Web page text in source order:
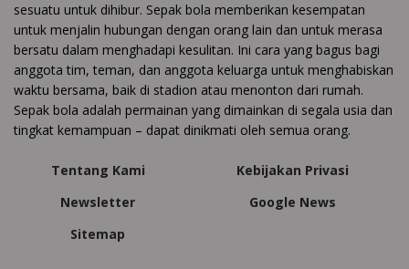
sesuatu untuk dihibur. Sepak bola memberikan kesempatan
untuk menjalin hubungan dengan orang lain dan untuk merasa
bersatu dalam menghadapi kesulitan. Ini cara yang bagus bagi
anggota tim, teman, dan anggota keluarga untuk menghabiskan
waktu bersama, baik di stadion atau menonton dari rumah.
Sepak bola adalah permainan yang dimainkan di segala usia dan
tingkat kemampuan – dapat dinikmati oleh semua orang.
Tentang Kami
Kebijakan Privasi
Newsletter
Google News
Sitemap